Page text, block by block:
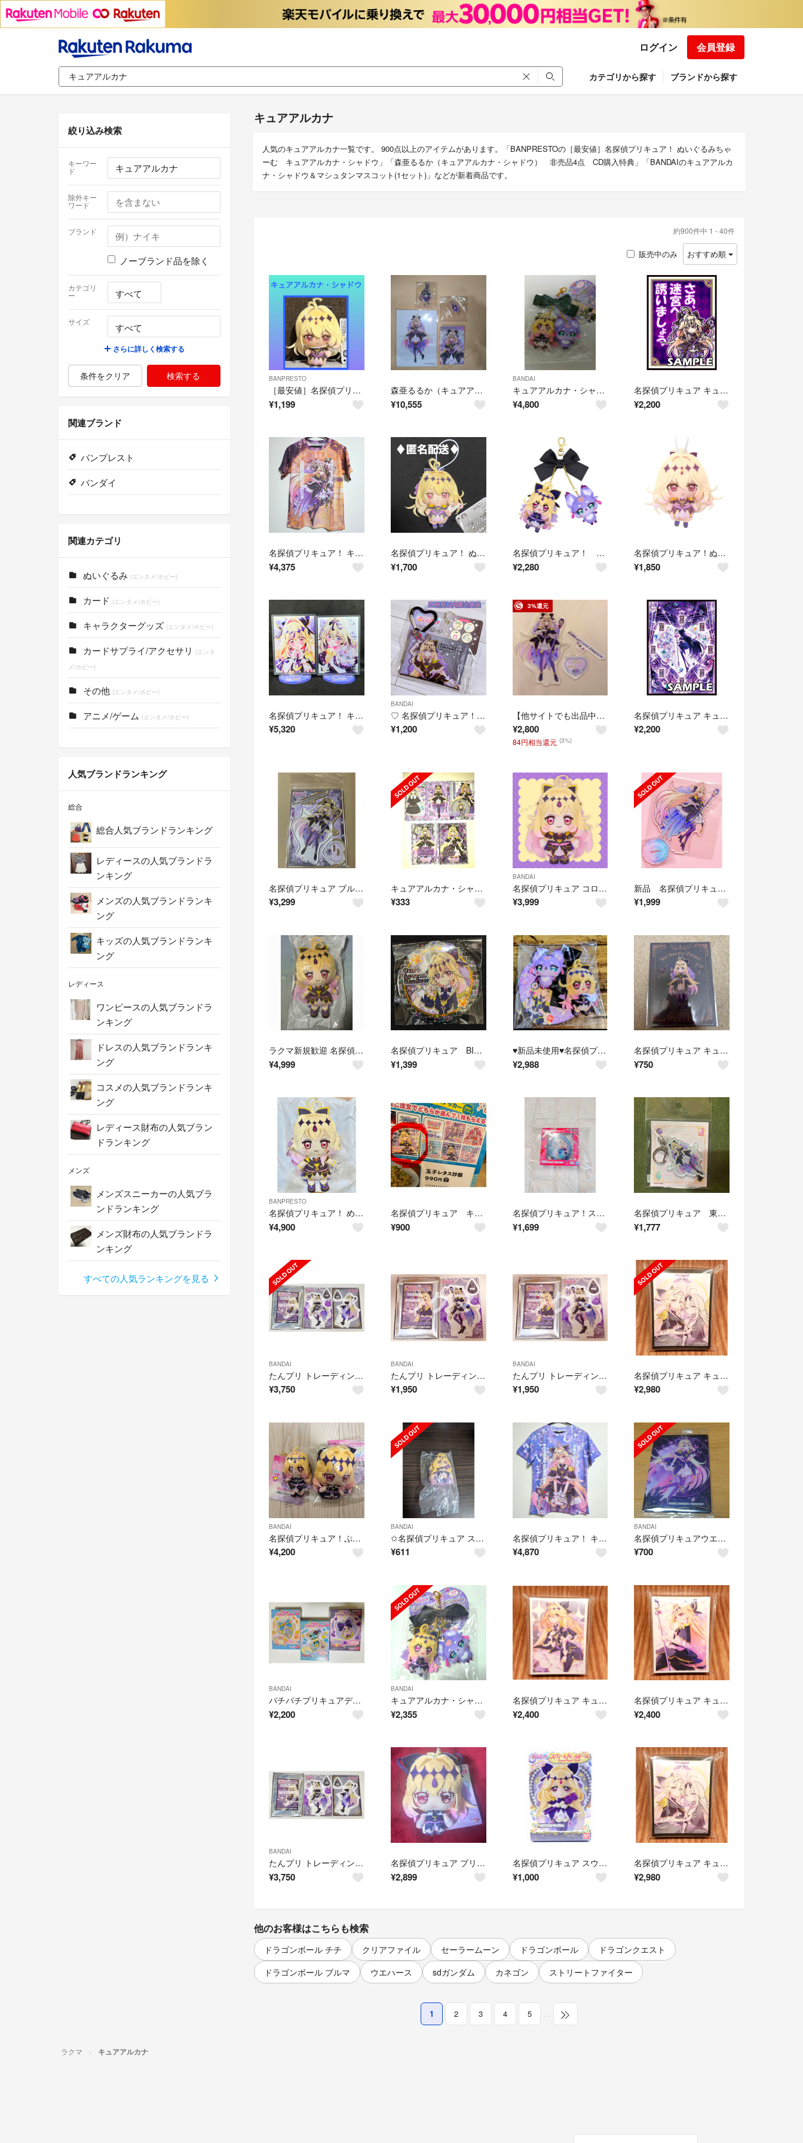
ログイン 会員登録
カテゴリから探す ブランドから探す
キュアアルカナ
人気のキュアアルカナ一覧です。 900点以上のアイテムがあります。「BANPRESTOの［最安値］名探偵プリキュア！ ぬいぐるみちゃ
ーむ キュアアルカナ・シャドウ」「森亜るるか（キュアアルカナ・シャドウ） 非売品4点 CD購入特典」「BANDAIのキュアアルカ
ナ・シャドウ＆マシュタンマスコット(1セット)」などが新着商品です。
約900件中 1 - 40件
販売中のみ おすすめ順
BANPRESTO
［最安値］名探偵プリキュア！ ぬいぐるみちゃーむ キュアアルカナ・シャドウ
¥1,199
森亜るるか（キュアアルカナ・シャドウ） 非売品4点 CD購入特典
¥10,555
BANDAI
キュアアルカナ・シャドウ＆マシュタンマスコット(1セット)
¥4,800
名探偵プリキュア キュアアルカナ・シャドウ スリーブ
¥2,200
名探偵プリキュア！ キュアアルカナ・シャドウ 森亜るるか キュアアルカナシャドウ Cure Arcana Shadow Tシャツ
¥4,375
名探偵プリキュア！ ぬいぐるみちゃーむvol.1【キュアアルカナ・シャドウ】
¥1,700
名探偵プリキュア！ キュアアルカナ・シャドウ＆マシュタン マスコット
¥2,280
名探偵プリキュア！ぬいぐるみちゃーむ マスコット キュアアルカナ シャドウ ぬいぐるみ
¥1,850
名探偵プリキュア！ キュアアルカナ・シャドウ 森亜るるか キュアアルカナシャドウ アクリルスタンド アクスタ
¥5,320
BANDAI
♡ 名探偵プリキュア！ キュアアルカナ・シャドウ PVC ミニポーチ
¥1,200
3%還元
【他サイトでも出品中！】名探偵プリキュア キュアアルカナ・シャドウ アクリルスタンド
¥2,800
84円相当還元 (3%)
名探偵プリキュア キュアアルカナ・シャドウ スリーブ
¥2,200
名探偵プリキュア ブルジュラ アクリルスタンド キュアアルカナ・シャドウ
¥3,299
キュアアルカナ・シャドウ
¥333
BANDAI
名探偵プリキュア コロっとまんまる フェイスぬいぐるみ キュアアルカナ・シャドウ
¥3,999
新品 名探偵プリキュア キュアアルカナ・シャドウ アクリルスタンド①
¥1,999
ラクマ新規歓迎 名探偵プリキュア！ めちゃもふぐっとぬいぐるみ キュアアルカナ・シャドウ
¥4,999
名探偵プリキュア BIGホログラム缶バッジキャンデー キュアアルカナ・シャドウ
¥1,399
♥新品未使用♥名探偵プリキュアキュアアルカナ・シャドウ マシュタン
¥2,988
名探偵プリキュア キュアアルカナ・シャドウ プリティストア A6クリアファイル
¥750
BANPRESTO
名探偵プリキュア！ めちゃもふぐっと ぬいぐるみ キュアアルカナ・シャドウ
¥4,900
名探偵プリキュア キュアアルカナ・シャドウ ステッカー サンシャイン
¥900
名探偵プリキュア！スライドミラー キュアエクレール ＆キュアアルカナ・シャドウ
¥1,699
名探偵プリキュア 東武ワールドスクウェア アクリルキーホルダー キュアアルカナ・シャドウ
¥1,777
BANDAI
たんプリ トレーディングミニアクリルスタンド キュアアルカナ・シャドウ セット
¥3,750
BANDAI
たんプリ トレーディングアクリルスタンド キュアアルカナ・シャドウ&マシュタン
¥1,950
BANDAI
たんプリ トレーディングアクリルスタンド キュアアルカナ・シャドウ&マシュタン
¥1,950
名探偵プリキュア キュアアルカナ・シャドウ スリーブ
¥2,980
BANDAI
名探偵プリキュア！ぷりぬいチャーム＆おでかけポーチ（キュアアルカナ・シャドウ）
¥4,200
BANDAI
✩名探偵プリキュア スウィートパールドール キュアアルカナ・シャドウ A
¥611
名探偵プリキュア！ キュアアルカナ・シャドウ 森亜るるか キュアアルカナシャドウ
¥4,870
BANDAI
名探偵プリキュアウエハースカード キュアアルカナ・シャドウ
¥700
BANDAI
パチパチプリキュアデコネーム 3個セット キュアエクレール キュアアルカナ・シャドウ
¥2,200
BANDAI
キュアアルカナ・シャドウ マシュタン マスコット プリキュア
¥2,355
名探偵プリキュア キュアアルカナ・シャドウ スリーブ
¥2,400
名探偵プリキュア キュアアルカナ・シャドウ スリーブ
¥2,400
BANDAI
たんプリ トレーディングミニアクリルスタンド キュアアルカナ・シャドウ セット
¥3,750
名探偵プリキュア プリティおでかけポーチ キュアアルカナ・シャドウ
¥2,899
名探偵プリキュア スウィートパールドール キュアアルカナ・シャドウA
¥1,000
名探偵プリキュア キュアアルカナ・シャドウ スリーブ
¥2,980
他のお客様はこちらも検索
ドラゴンボール チチ クリアファイル セーラームーン ドラゴンボール
ドラゴンクエスト
ドラゴンボール ブルマ
ウエハース sdガンダム カネゴン ストリートファイター
1 2 3 4 5 …
絞り込み検索
キーワー
ド
除外キー
ワード
ブランド
ノーブランド品を除く
カテゴリ
ー
サイズ
さらに詳しく検索する
条件をクリア 検索する
関連ブランド
バンプレスト
バンダイ
関連カテゴリ
ぬいぐるみ (エンタメ/ホビー)
カード (エンタメ/ホビー)
キャラクターグッズ (エンタメ/ホビー)
カードサプライ/アクセサリ
(エンタ
メ/ホビー)
その他 (エンタメ/ホビー)
アニメ/ゲーム (エンタメ/ホビー)
人気ブランドランキング
総合
総合人気ブランドランキング
レディースの人気ブランドラ
ンキング
メンズの人気ブランドランキ
ング
キッズの人気ブランドランキ
ング
レディース
ワンピースの人気ブランドラ
ンキング
ドレスの人気ブランドランキ
ング
コスメの人気ブランドランキ
ング
レディース財布の人気ブラン
ドランキング
メンズ
メンズスニーカーの人気ブラ
ンドランキング
メンズ財布の人気ブランドラ
ンキング
すべての人気ランキングを見る
ラクマ キュアアルカナ